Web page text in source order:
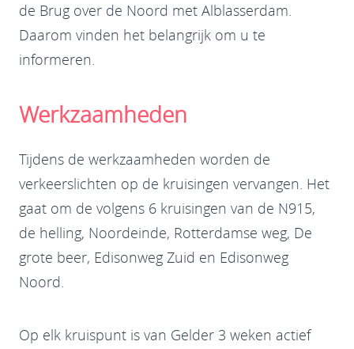
de Brug over de Noord met Alblasserdam.
Daarom vinden het belangrijk om u te
informeren.
Werkzaamheden
Tijdens de werkzaamheden worden de
verkeerslichten op de kruisingen vervangen. Het
gaat om de volgens 6 kruisingen van de N915,
de helling, Noordeinde, Rotterdamse weg, De
grote beer, Edisonweg Zuid en Edisonweg
Noord.
Op elk kruispunt is van Gelder 3 weken actief